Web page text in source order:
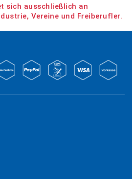
sich ausschließlich an
Vereine und Freiberufler.